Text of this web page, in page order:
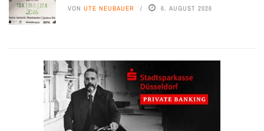
VON UTE NEUBAUER 6. AUGUST 2026